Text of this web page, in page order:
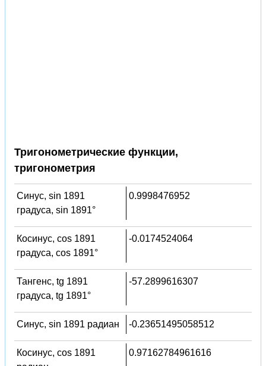
Тригонометрические функции,
тригонометрия
Синус, sin 1891
градуса, sin 1891°
0.9998476952
Косинус, cos 1891
градуса, cos 1891°
-0.0174524064
Тангенс, tg 1891
градуса, tg 1891°
-57.2899616307
Синус, sin 1891 радиан -0.23651495058512
Косинус, cos 1891
0.97162784961616